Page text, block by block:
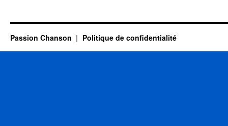
Passion Chanson Politique de confidentialité